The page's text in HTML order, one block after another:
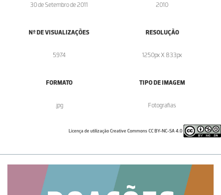
30 de Setembro de 2011 2010
Nº DE VISUALIZAÇÕES
5974
RESOLUÇÃO
1250px X 833px
FORMATO
.jpg
TIPO DE IMAGEM
Fotografias
Licença de utilização Creative Commons CC BY-NC-SA 4.0